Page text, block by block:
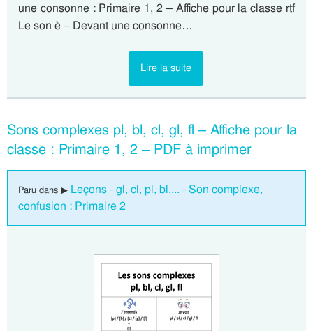
une consonne : Primaire 1, 2 – Affiche pour la classe rtf
Le son è – Devant une consonne…
Lire la suite
Sons complexes pl, bl, cl, gl, fl – Affiche pour la
classe : Primaire 1, 2 – PDF à imprimer
Paru dans ▶ Leçons - gl, cl, pl, bl.... - Son complexe,
confusion : Primaire 2